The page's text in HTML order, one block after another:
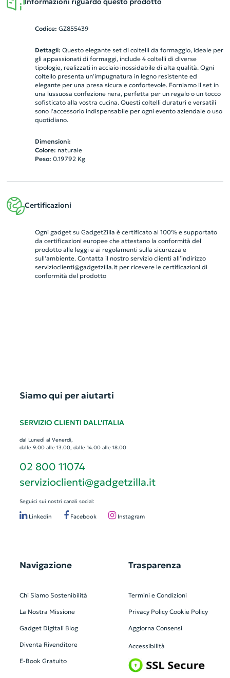
Informazioni riguardo questo prodotto
Codice: GZ855439
Dettagli: Questo elegante set di coltelli da formaggio, ideale per
gli appassionati di formaggi, include 4 coltelli di diverse
tipologie, realizzati in acciaio inossidabile di alta qualità. Ogni
coltello presenta un'impugnatura in legno resistente ed
elegante per una presa sicura e confortevole. Forniamo il set in
una lussuosa confezione nera, perfetta per un regalo o un tocco
sofisticato alla vostra cucina. Questi coltelli duraturi e versatili
sono l'accessorio indispensabile per ogni evento aziendale o uso
quotidiano.
Dimensioni:
Colore: naturale
Peso: 0.19792 Kg
Certificazioni
Ogni gadget su GadgetZilla è certificato al 100% e supportato
da certificazioni europee che attestano la conformità del
prodotto alle leggi e ai regolamenti sulla sicurezza e
sull'ambiente. Contatta il nostro servizio clienti all’indirizzo
servizioclienti@gadgetzilla.itper ricevere le certificazioni di
conformità del prodotto
Siamo qui per aiutarti
SERVIZIO CLIENTI DALL'ITALIA
dal Lunedì al Venerdì,
dalle 9.00 alle 13.00, dalle 14.00 alle 18.00
02 800 11074
servizioclienti@gadgetzilla.it
Seguici sui nostri canali social:
Linkedin Facebook Instagram
Navigazione
Chi Siamo Sostenibilità
La Nostra Missione
Gadget Digitali Blog
Diventa Rivenditore
E-Book Gratuito
Trasparenza
Termini e Condizioni
Privacy Policy Cookie Policy
Aggiorna Consensi
Accessibilità